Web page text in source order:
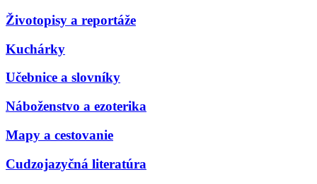
Životopisy a reportáže
Kuchárky
Učebnice a slovníky
Náboženstvo a ezoterika
Mapy a cestovanie
Cudzojazyčná literatúra